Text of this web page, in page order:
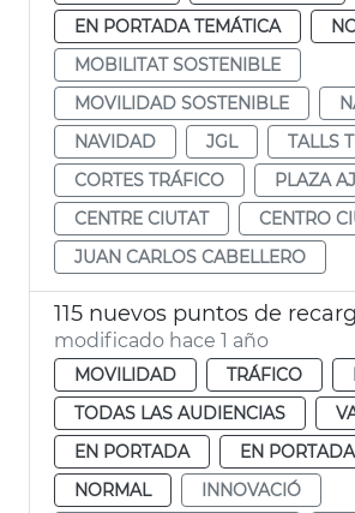
EN PORTADA TEMÁTICA
MOBILITAT SOSTENIBLE
MOVILIDAD SOSTENIBLE
NAVIDAD
JGL
TALLS
CORTES TRÁFICO
PLAZA
CENTRE CIUTAT
CENTRO
JUAN CARLOS CABELLERO
115 nuevos puntos de
modificado hace 1 año
MOVILIDAD TRÁFICO
TODAS LAS AUDIENCIAS
EN PORTADA
EN
NORMAL
INNOVACIÓ